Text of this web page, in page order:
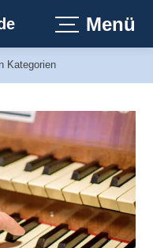
Menü
Kategorien